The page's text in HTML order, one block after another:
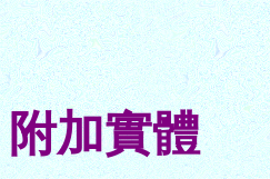
附加實體